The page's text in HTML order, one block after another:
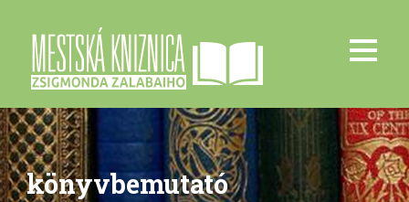
könyvbemutató